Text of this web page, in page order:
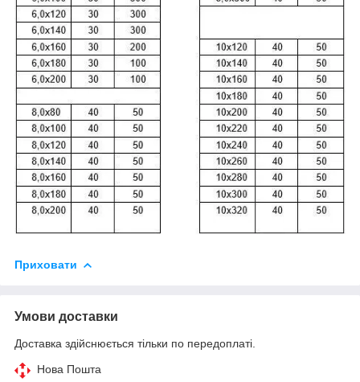
Приховати
Умови доставки
Доставка здійснюється тільки по передоплаті.
Нова Пошта